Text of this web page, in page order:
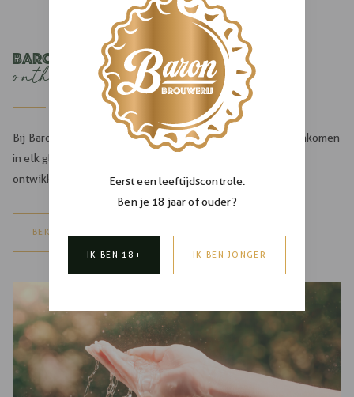
Baron brouwers
onthullingen
Bij Baron Brouwerij, waar vakmanschap en innovatie samenkomen
in elk glas bier, zijn we verheugd om een reeks spannende
ontwikkelingen aan te kondigen.
BEKIJK ALLE BERICHTEN
Eerst een leeftijdscontrole.
Ben je 18 jaar of ouder?
IK BEN 18+ IK BEN JONGER